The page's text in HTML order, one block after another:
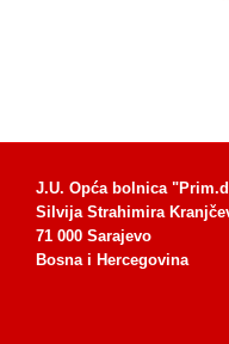
J.U. Opća bolnica
Silvija Strahimira
71 000 Sarajevo
Bosna i Hercegovina